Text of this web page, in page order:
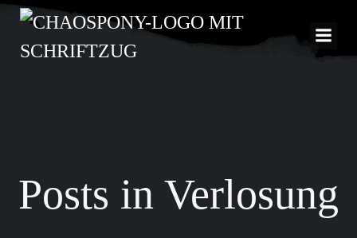
Inhalt
springen
Posts in Verlosung